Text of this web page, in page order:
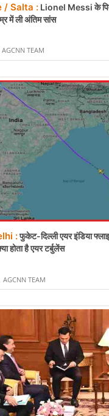
/ Salta : Lionel Messi के
में ली अंतिम सांस
AGCNN TEAM
:फुकेट-दिल्ली एयर इंडिया
होता है एयर टर्बुलेंस
AGCNN TEAM